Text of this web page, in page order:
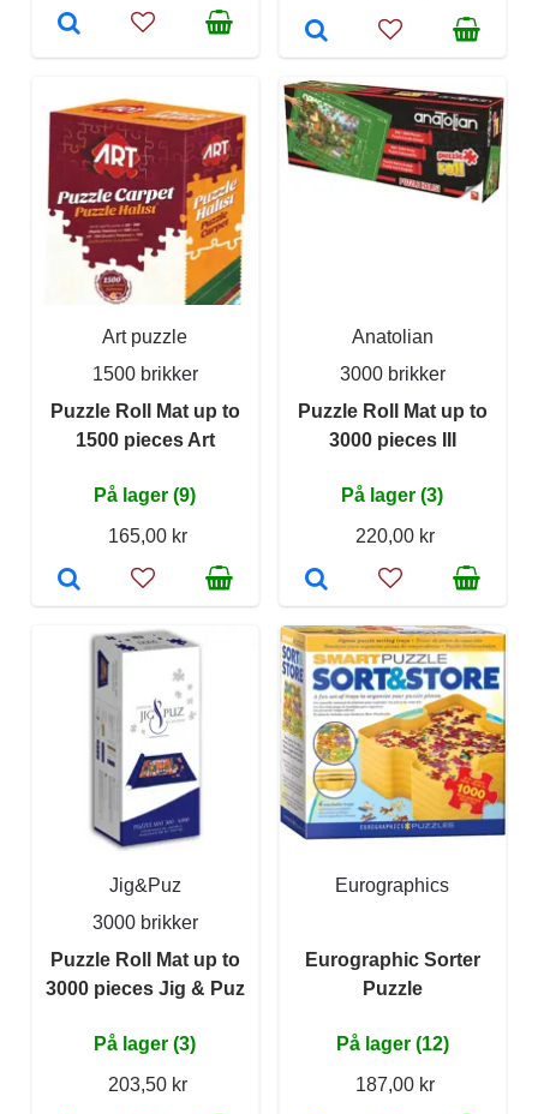
Art puzzle
1500 brikker
Puzzle Roll Mat up to
1500 pieces Art
På lager (9)
165,00 kr
Anatolian
3000 brikker
Puzzle Roll Mat up to
3000 pieces III
På lager (3)
220,00 kr
Jig&Puz
3000 brikker
Puzzle Roll Mat up to
3000 pieces Jig & Puz
På lager (3)
203,50 kr
Eurographics
Eurographic Sorter
Puzzle
På lager (12)
187,00 kr